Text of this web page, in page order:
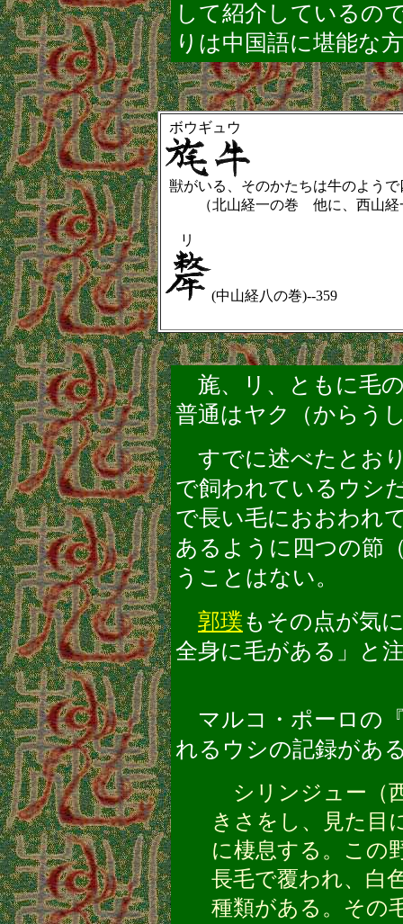
して紹介しているの
りは中国語に堪能な
ボウギュウ
獣がいる、そのかたちは牛のよう
（北山経一の巻 他に、西山
リ
(中山経八の巻)--359
旄、リ、ともに毛
普通はヤク（からう
すでに述べたとお
で飼われているウシ
で長い毛におおわれ
あるように四つの節
うことはない。
郭璞もその点が気
全身に毛がある」と
マルコ・ポーロの
れるウシの記録があ
シリンジュー（
きさをし、見た目
に棲息する。この
長毛で覆われ、白
種類がある。その